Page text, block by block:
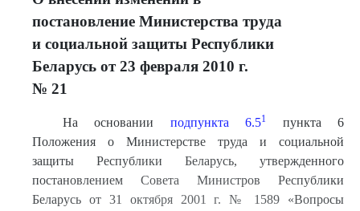
постановление Министерства труда
и социальной защиты Республики
Беларусь от 23 февраля 2010 г.
№ 21
На основании подпункта 6.51
пункта 6
Положения о Министерстве труда и социальной
защиты Республики Беларусь, утвержденного
постановлением Совета Министров Республики
Беларусь от 31 октября 2001 г. № 1589 «Вопросы